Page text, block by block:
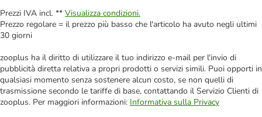
Prezzi IVA incl. ** Visualizza condizioni.
Prezzo regolare = il prezzo più basso che l'articolo ha avuto negli ultimi
30 giorni
zooplus ha il diritto di utilizzare il tuo indirizzo e-mail per l'invio di
pubblicità diretta relativa a propri prodotti o servizi simili. Puoi opporti in
qualsiasi momento senza sostenere alcun costo, se non quelli di
trasmissione secondo le tariffe di base, contattando il Servizio Clienti di
zooplus. Per maggiori informazioni: Informativa sulla Privacy